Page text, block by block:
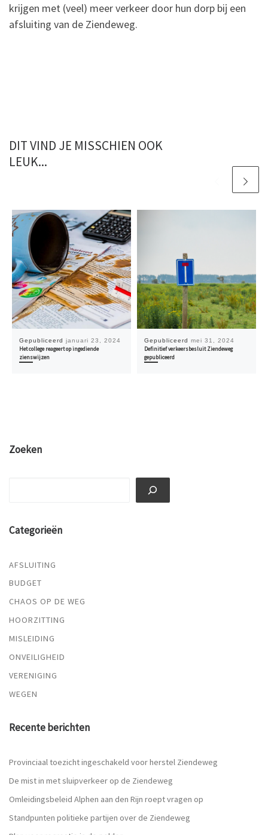
krijgen met (veel) meer verkeer door hun dorp bij een
afsluiting van de Ziendeweg.
DIT VIND JE MISSCHIEN OOK
LEUK...
Gepubliceerd januari 23, 2024
Het college reageert op ingediende
zienswijzen
Gepubliceerd mei 31, 2024
Definitief verkeersbesluit Ziendeweg
gepubliceerd
Zoeken
Categorieën
AFSLUITING
BUDGET
CHAOS OP DE WEG
HOORZITTING
MISLEIDING
ONVEILIGHEID
VERENIGING
WEGEN
Recente berichten
Provinciaal toezicht ingeschakeld voor herstel Ziendeweg
De mist in met sluipverkeer op de Ziendeweg
Omleidingsbeleid Alphen aan den Rijn roept vragen op
Standpunten politieke partijen over de Ziendeweg